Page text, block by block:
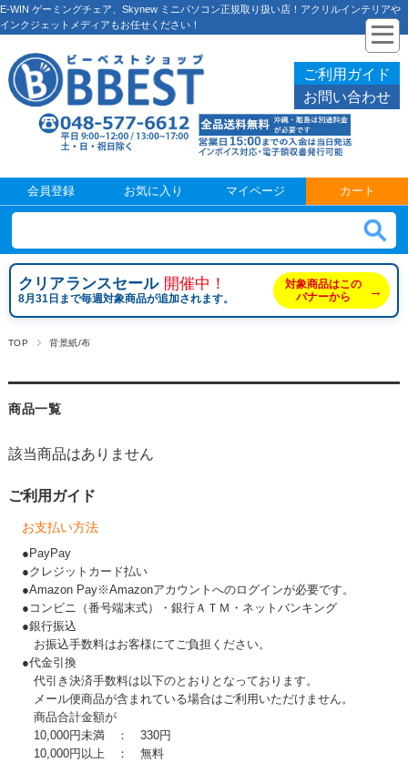
E-WIN ゲーミングチェア、Skynew ミニパソコン正規取り扱い店！アクリルインテリアや
インクジェットメディアもお任せください！
ご利用ガイド
お問い合わせ
会員登録 お気に入り マイページ カート
クリアランスセール 開催中！
8月31日まで毎週対象商品が追加されます。
対象商品はこの
バナーから
→
TOP 背景紙/布
商品一覧
該当商品はありません
ご利用ガイド
お支払い方法
●PayPay
●クレジットカード払い
●Amazon Pay※Amazonアカウントへのログインが必要です。
●コンビニ（番号端末式）・銀行ＡＴＭ・ネットバンキング
●銀行振込
お振込手数料はお客様にてご負担ください。
●代金引換
代引き決済手数料は以下のとおりとなっております。
メール便商品が含まれている場合はご利用いただけません。
商品合計金額が
10,000円未満 ： 330円
10,000円以上 ： 無料